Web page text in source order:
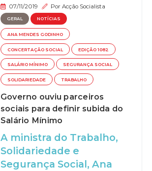
07/11/2019 PorAcção Socialista
GERAL NOTÍCIAS
ANA MENDES GODINHO
CONCERTAÇÃO SOCIAL EDIÇÃO 1082
SALÁRIO MÍNIMO SEGURANÇA SOCIAL
SOLIDARIEDADE TRABALHO
Governo ouviu parceiros
sociais para definir subida do
Salário Mínimo
A ministra do Trabalho,
Solidariedade e
Segurança Social, Ana